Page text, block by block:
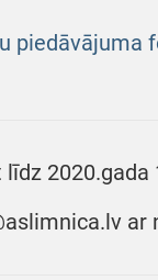
piedāvājuma
ar